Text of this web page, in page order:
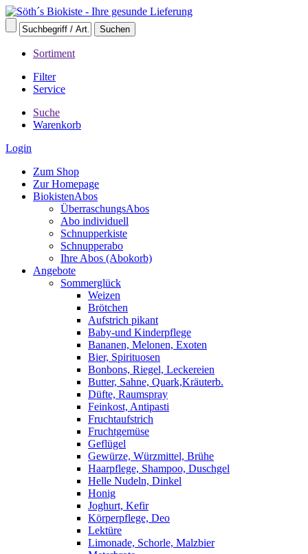
Sortiment
Filter
Service
Suche
Warenkorb
Login
Zum Shop
Zur Homepage
BiokistenAbos
ÜberraschungsAbos
Abo individuell
Schnupperkiste
Schnupperabo
Ihre Abos (Abokorb)
Angebote
Sommerglück
Weizen
Brötchen
Aufstrich pikant
Baby-und Kinderpflege
Bananen, Melonen, Exoten
Bier, Spirituosen
Bonbons, Riegel, Leckereien
Butter, Sahne, Quark,Kräuterb.
Düfte, Raumspray
Feinkost, Antipasti
Fruchtaufstrich
Fruchtgemüse
Geflügel
Gewürze, Würzmittel, Brühe
Haarpflege, Shampoo, Duschgel
Helle Nudeln, Dinkel
Honig
Joghurt, Kefir
Körperpflege, Deo
Lektüre
Limonade, Schorle, Malzbier